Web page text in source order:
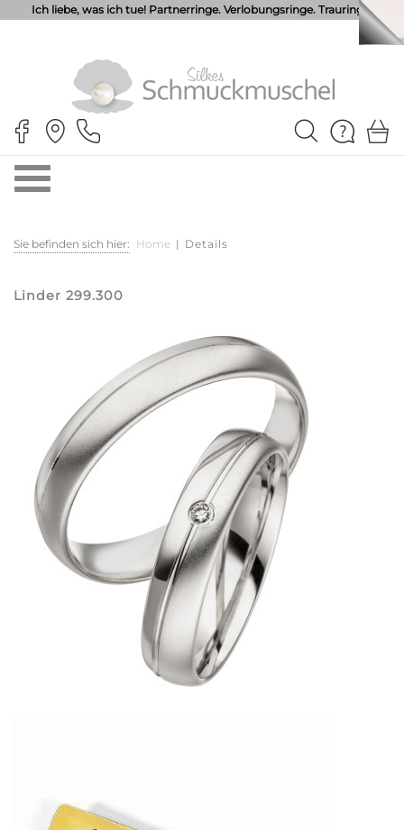
Ich liebe, was ich tue! Partnerringe. Verlobungsringe. Trauringe.
Sie befinden sich hier: Home | Details
Linder 299.300